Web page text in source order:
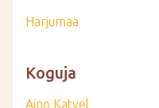
Harjumaa
Koguja
Aino Katvel